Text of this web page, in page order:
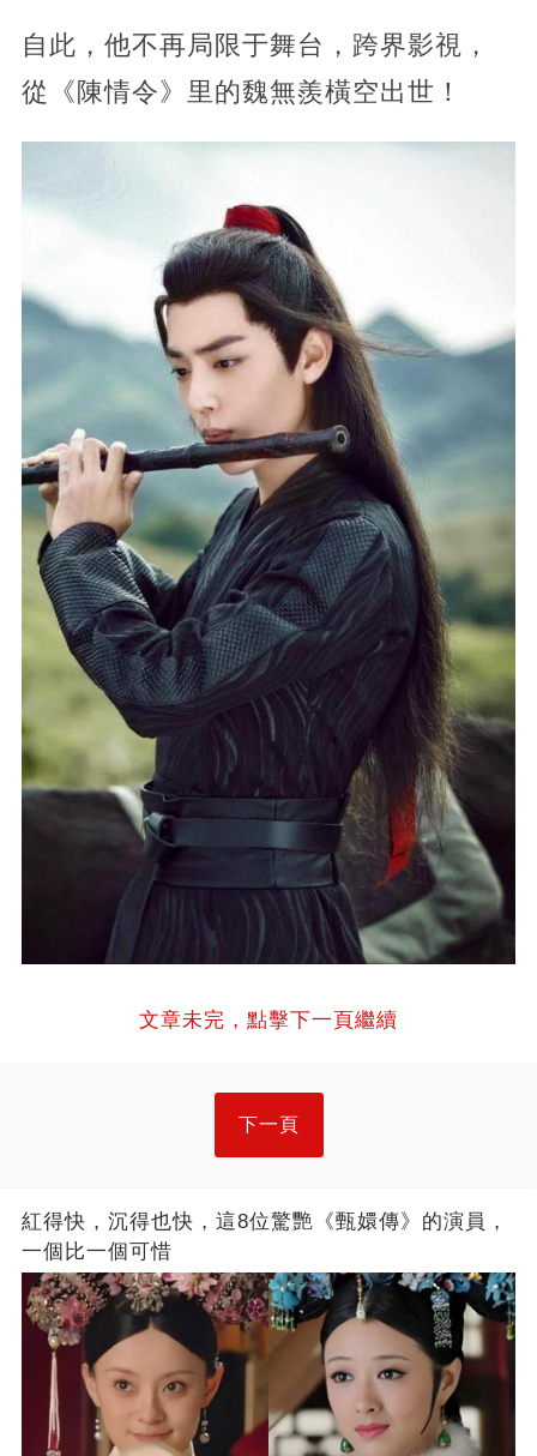
自此，他不再局限于舞台，跨界影視，
從《陳情令》里的魏無羨橫空出世！
文章未完，點擊下一頁繼續
下一頁
紅得快，沉得也快，這8位驚艷《甄嬛傳》的演員，
一個比一個可惜